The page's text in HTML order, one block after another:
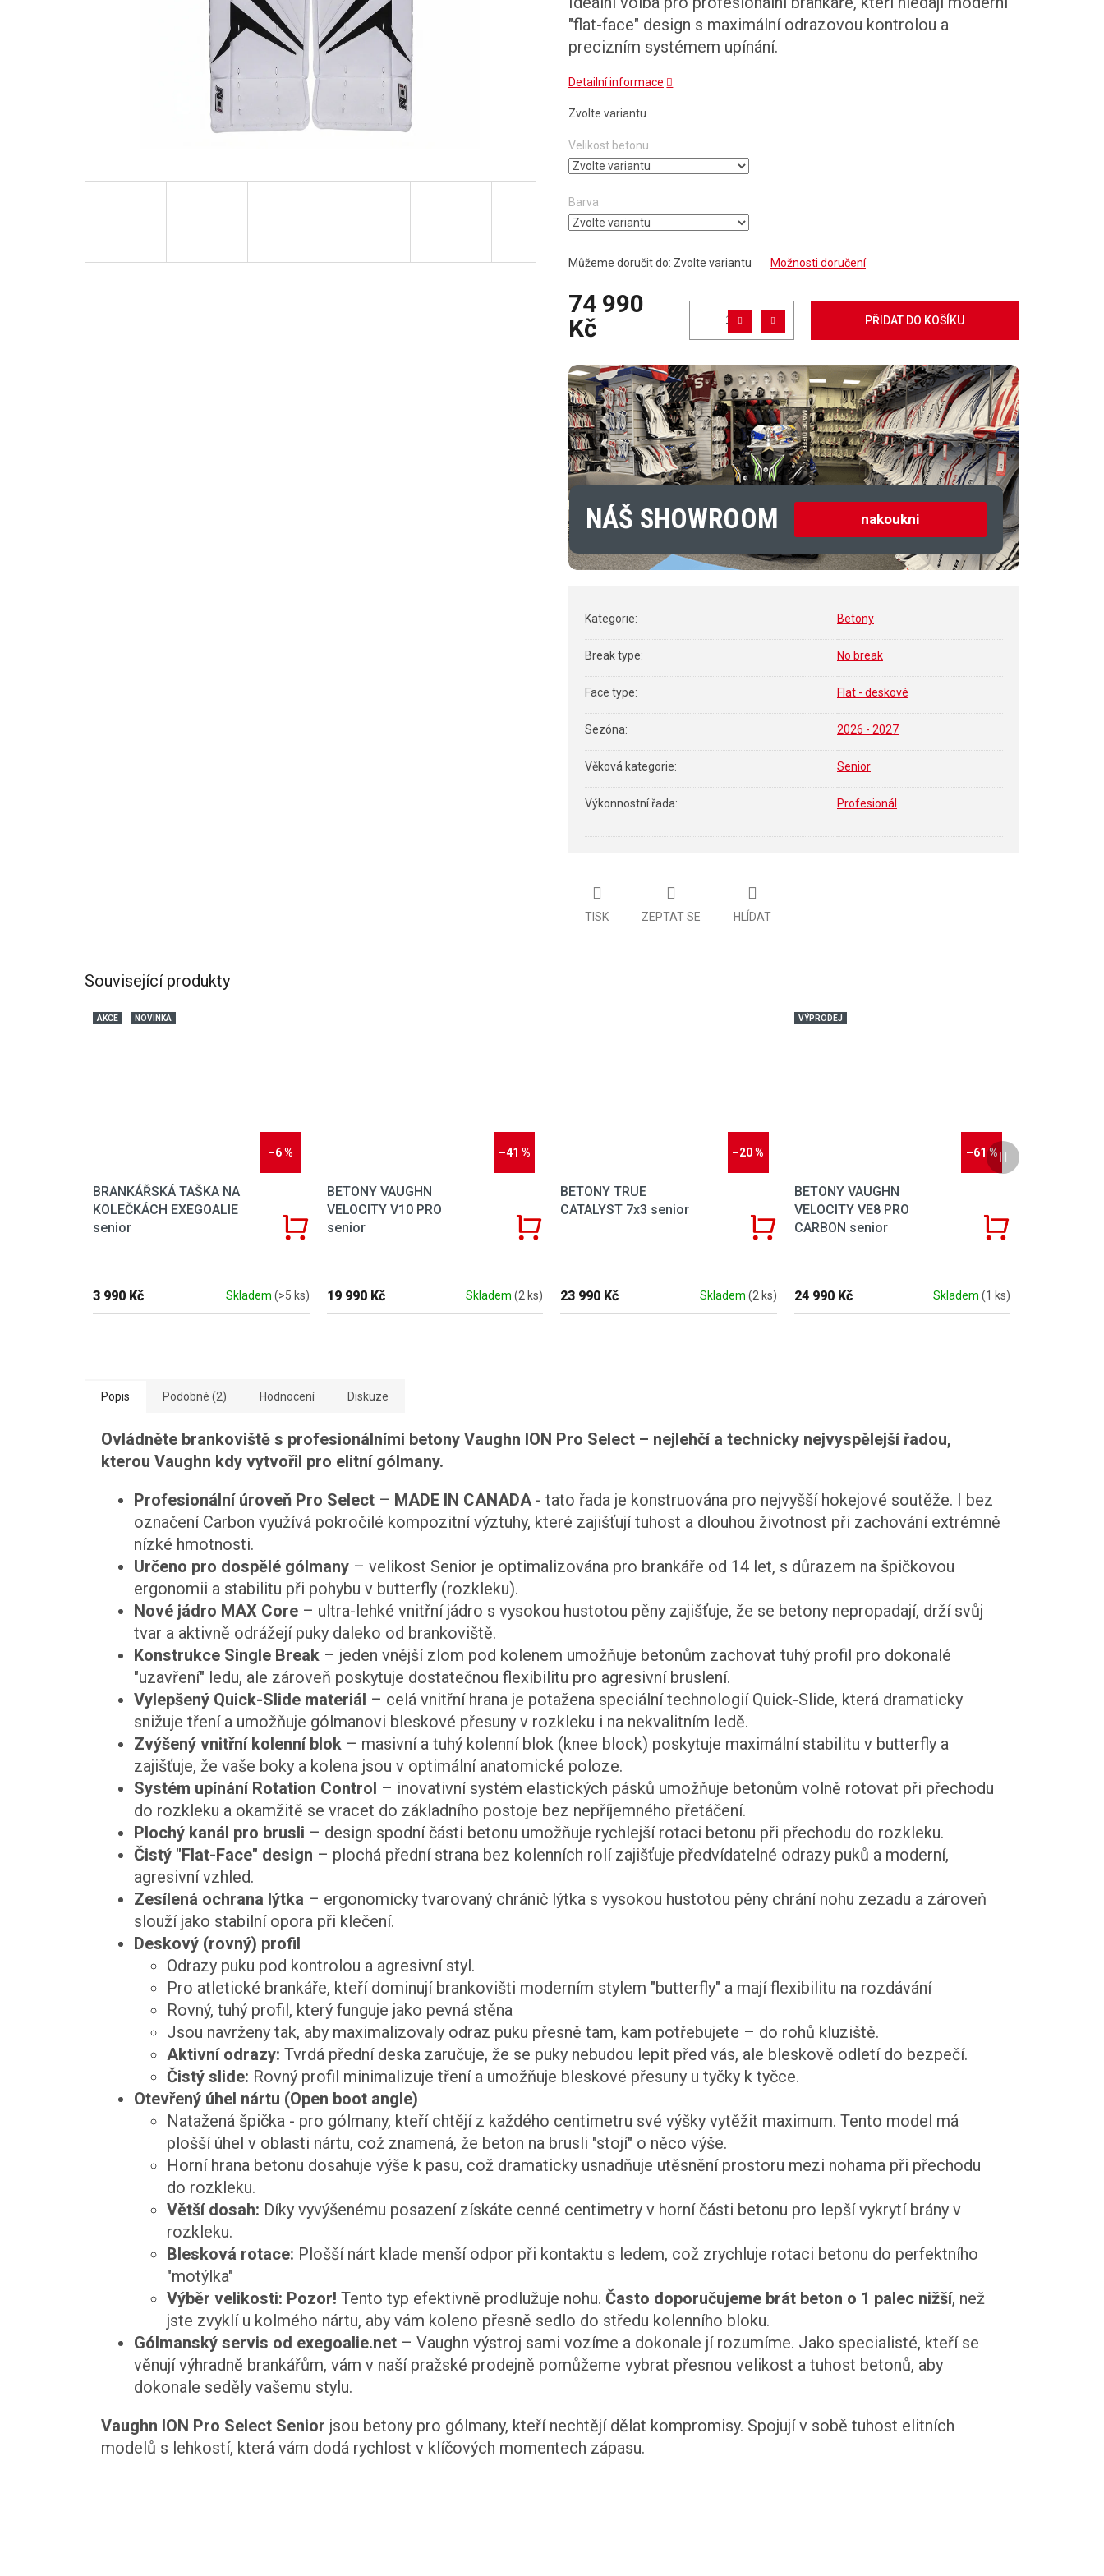
"flat-face" design s maximální odrazovou kontrolou a
precizním systémem upínání.
Detailní informace
Zvolte variantu
Velikost betonu
Barva
Můžeme doručit do: Zvolte variantu Možnosti doručení
PŘIDAT DO KOŠÍKU
74 990
Kč
NÁŠ SHOWROOM nakoukni
Kategorie: Betony
Break type: No break
Face type: Flat - deskové
Sezóna: 2026 - 2027
Věková kategorie: Senior
Výkonnostní řada: Profesionál
TISK ZEPTAT SE HLÍDAT
Související produkty
AKCE NOVINKA
–6 %
BRANKÁŘSKÁ TAŠKA NA
KOLEČKÁCH EXEGOALIE
senior
Skladem (>5 ks)
3 990 Kč
–41 %
BETONY VAUGHN
VELOCITY V10 PRO
senior
Skladem (2 ks)
19 990 Kč
–20 %
BETONY TRUE
CATALYST 7x3 senior
Skladem (2 ks)
23 990 Kč
VÝPRODEJ
–61 %
BETONY VAUGHN
VELOCITY VE8 PRO
CARBON senior
Skladem (1 ks)
24 990 Kč
Další produkt
Popis Podobné (2) Hodnocení Diskuze
Ovládněte brankoviště s profesionálními betony Vaughn ION Pro Select – nejlehčí a technicky nejvyspělejší řadou,
kterou Vaughn kdy vytvořil pro elitní gólmany.
Profesionální úroveň Pro Select – MADE IN CANADA - tato řada je konstruována pro nejvyšší hokejové soutěže. I bez
označení Carbon využívá pokročilé kompozitní výztuhy, které zajišťují tuhost a dlouhou životnost při zachování extrémně
nízké hmotnosti.
Určeno pro dospělé gólmany – velikost Senior je optimalizována pro brankáře od 14 let, s důrazem na špičkovou
ergonomii a stabilitu při pohybu v butterfly (rozkleku).
Nové jádro MAX Core – ultra-lehké vnitřní jádro s vysokou hustotou pěny zajišťuje, že se betony nepropadají, drží svůj
tvar a aktivně odrážejí puky daleko od brankoviště.
Konstrukce Single Break – jeden vnější zlom pod kolenem umožňuje betonům zachovat tuhý profil pro dokonalé
"uzavření" ledu, ale zároveň poskytuje dostatečnou flexibilitu pro agresivní bruslení.
Vylepšený Quick-Slide materiál – celá vnitřní hrana je potažena speciální technologií Quick-Slide, která dramaticky
snižuje tření a umožňuje gólmanovi bleskové přesuny v rozkleku i na nekvalitním ledě.
Zvýšený vnitřní kolenní blok – masivní a tuhý kolenní blok (knee block) poskytuje maximální stabilitu v butterfly a
zajišťuje, že vaše boky a kolena jsou v optimální anatomické poloze.
Systém upínání Rotation Control – inovativní systém elastických pásků umožňuje betonům volně rotovat při přechodu
do rozkleku a okamžitě se vracet do základního postoje bez nepříjemného přetáčení.
Plochý kanál pro brusli – design spodní části betonu umožňuje rychlejší rotaci betonu při přechodu do rozkleku.
Čistý "Flat-Face" design – plochá přední strana bez kolenních rolí zajišťuje předvídatelné odrazy puků a moderní,
agresivní vzhled.
Zesílená ochrana lýtka – ergonomicky tvarovaný chránič lýtka s vysokou hustotou pěny chrání nohu zezadu a zároveň
slouží jako stabilní opora při klečení.
Deskový (rovný) profil
Odrazy puku pod kontrolou a agresivní styl.
Pro atletické brankáře, kteří dominují brankovišti moderním stylem "butterfly" a mají flexibilitu na rozdávání
Rovný, tuhý profil, který funguje jako pevná stěna
Jsou navrženy tak, aby maximalizovaly odraz puku přesně tam, kam potřebujete – do rohů kluziště.
Aktivní odrazy: Tvrdá přední deska zaručuje, že se puky nebudou lepit před vás, ale bleskově odletí do bezpečí.
Čistý slide: Rovný profil minimalizuje tření a umožňuje bleskové přesuny u tyčky k tyčce.
Otevřený úhel nártu (Open boot angle)
Natažená špička - pro gólmany, kteří chtějí z každého centimetru své výšky vytěžit maximum. Tento model má
plošší úhel v oblasti nártu, což znamená, že beton na brusli "stojí" o něco výše.
Horní hrana betonu dosahuje výše k pasu, což dramaticky usnadňuje utěsnění prostoru mezi nohama při přechodu
do rozkleku.
Větší dosah: Díky vyvýšenému posazení získáte cenné centimetry v horní části betonu pro lepší vykrytí brány v
rozkleku.
Blesková rotace: Plošší nárt klade menší odpor při kontaktu s ledem, což zrychluje rotaci betonu do perfektního
"motýlka"
Výběr velikosti: Pozor! Tento typ efektivně prodlužuje nohu. Často doporučujeme brát beton o 1 palec nižší, než
jste zvyklí u kolmého nártu, aby vám koleno přesně sedlo do středu kolenního bloku.
Gólmanský servis od exegoalie.net – Vaughn výstroj sami vozíme a dokonale jí rozumíme. Jako specialisté, kteří se
věnují výhradně brankářům, vám v naší pražské prodejně pomůžeme vybrat přesnou velikost a tuhost betonů, aby
dokonale seděly vašemu stylu.
Vaughn ION Pro Select Senior jsou betony pro gólmany, kteří nechtějí dělat kompromisy. Spojují v sobě tuhost elitních
modelů s lehkostí, která vám dodá rychlost v klíčových momentech zápasu.